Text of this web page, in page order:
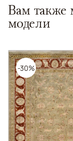
Вам также
модели
-30%